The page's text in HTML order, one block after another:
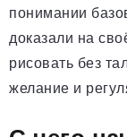
понимании
доказали на
рисовать без
желание и